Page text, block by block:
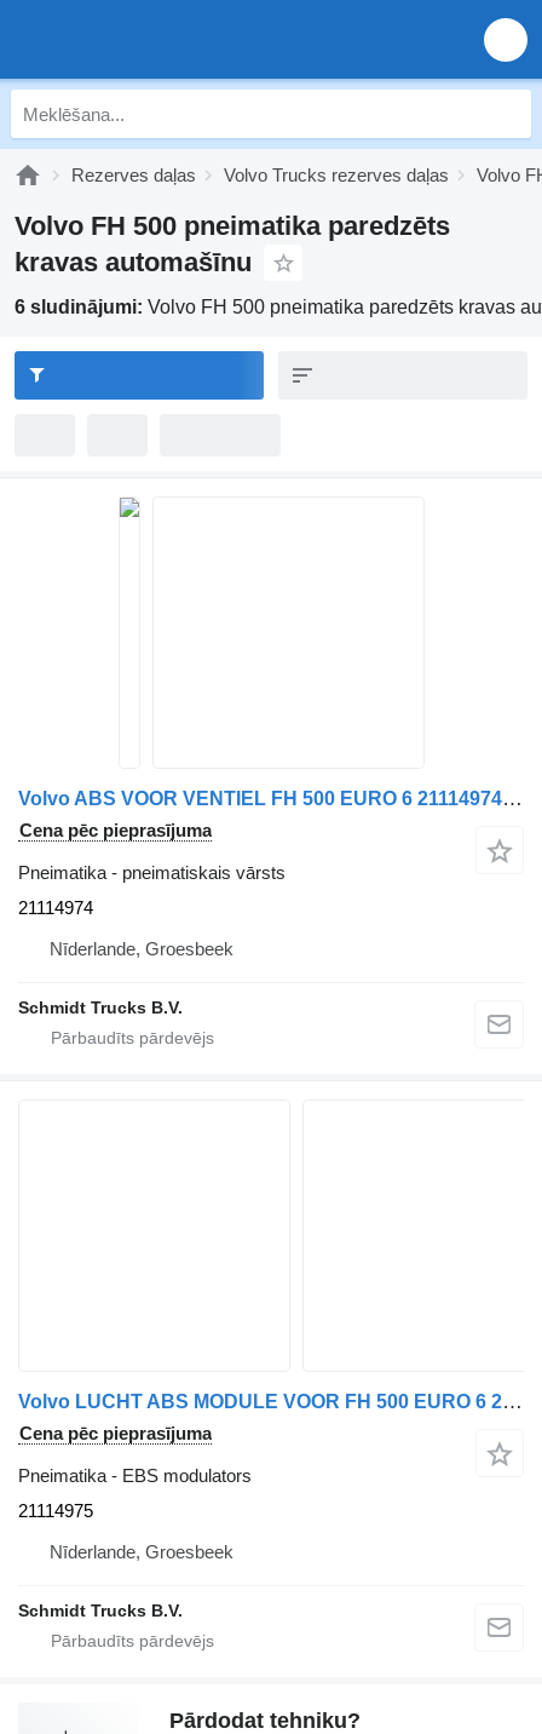
Rezerves daļas Volvo Trucks rezerves daļas Volvo
Volvo FH 500 pneimatika paredzēts
kravas automašīnu
6 sludinājumi: Volvo FH 500 pneimatika paredzēts kravas
Volvo ABS VOOR VENTIEL FH 500 EURO 6 21114974 pneimatiskais vārsts paredzēts kravas automašīnas
Cena pēc pieprasījuma
Pneimatika - pneimatiskais vārsts
21114974
Nīderlande, Groesbeek
Schmidt Trucks B.V.
Volvo LUCHT ABS MODULE VOOR FH 500 EURO 6 21114975 EBS modulators paredzēts kravas automašīnas
Cena pēc pieprasījuma
Pneimatika - EBS modulators
21114975
Nīderlande, Groesbeek
Schmidt Trucks B.V.
Pārdodat tehniku?